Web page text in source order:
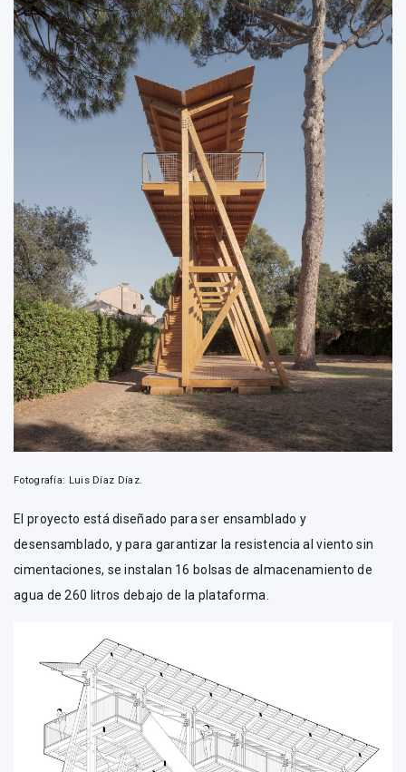
Fotografía: Luis Díaz Díaz.
El proyecto está diseñado para ser ensamblado y
desensamblado, y para garantizar la resistencia al viento sin
cimentaciones, se instalan 16 bolsas de almacenamiento de
agua de 260 litros debajo de la plataforma.